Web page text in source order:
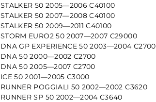
STALKER 50 2005—2006 C40100
STALKER 50 2007—2008 C40100
STALKER 50 2009—2011 C40100
STORM EURO2 50 2007—2007 C29000
DNA GP EXPERIENCE 50 2003—2004 C2700
DNA 50 2000—2002 C2700
DNA 50 2005—2007 C2700
ICE 50 2001—2005 C3000
RUNNER POGGIALI 50 2002—2002 C3620
RUNNER SP 50 2002—2004 C3640